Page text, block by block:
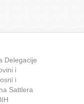
Delegacije
i
i
Sattlera